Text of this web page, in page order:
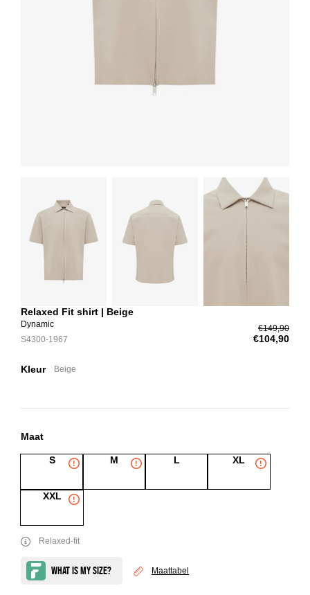
Relaxed Fit shirt | Beige
Dynamic
S4300-1967
€149,90
€104,90
Kleur Beige
Maat
S M L XL
XXL
Maattabel
Relaxed-fit